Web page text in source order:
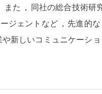
また ， 同社の総合技術研
ジェントなど ， 先進的な
新しいコミュニケーショ